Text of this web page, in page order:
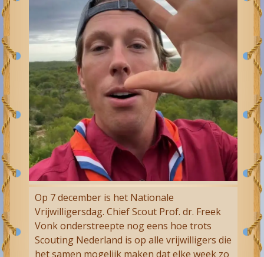
Op 7 december is het Nationale
Vrijwilligersdag. Chief Scout Prof. dr. Freek
Vonk onderstreepte nog eens hoe trots
Scouting Nederland is op alle vrijwilligers die
het samen mogelijk maken dat elke week zo